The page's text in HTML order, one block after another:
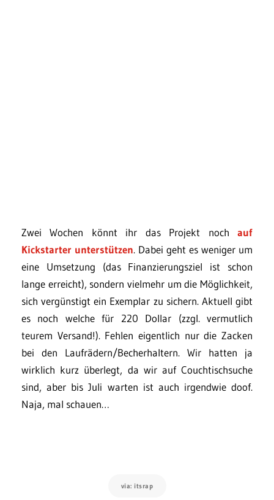
Zwei Wochen könnt ihr das Projekt noch auf
Kickstarter unterstützen. Dabei geht es weniger um
eine Umsetzung (das Finanzierungsziel ist schon
lange erreicht), sondern vielmehr um die Möglichkeit,
sich vergünstigt ein Exemplar zu sichern. Aktuell gibt
es noch welche für 220 Dollar (zzgl. vermutlich
teurem Versand!). Fehlen eigentlich nur die Zacken
bei den Laufrädern/Becherhaltern. Wir hatten ja
wirklich kurz überlegt, da wir auf Couchtischsuche
sind, aber bis Juli warten ist auch irgendwie doof.
Naja, mal schauen…
via: itsrap